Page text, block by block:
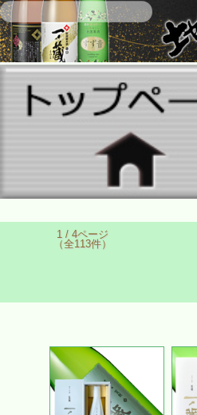
1 / 4ページ
（全113件）